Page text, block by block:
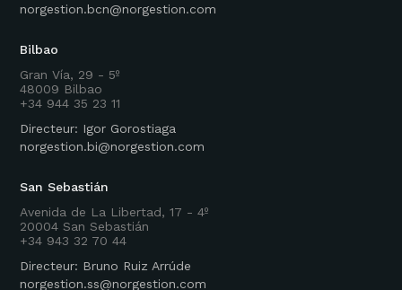
norgestion.bcn@norgestion.com
Bilbao
Gran Vía, 29 - 5º
48009 Bilbao
+34 944 35 23 11
Directeur: Igor Gorostiaga
norgestion.bi@norgestion.com
San Sebastián
Avenida de La Libertad, 17 - 4º
20004 San Sebastián
+34 943 32 70 44
Directeur: Bruno Ruiz Arrúde
norgestion.ss@norgestion.com